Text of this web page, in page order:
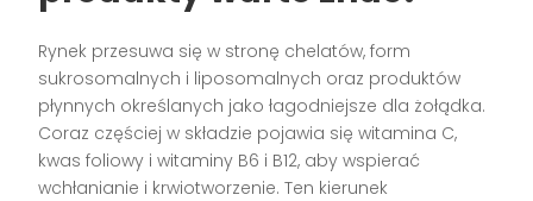
Rynek przesuwa się w stronę chelatów, form
sukrosomalnych i liposomalnych oraz produktów
płynnych określanych jako łagodniejsze dla żołądka.
Coraz częściej w składzie pojawia się witamina C,
kwas foliowy i witaminy B6 i B12, aby wspierać
wchłanianie i krwiotworzenie. Ten kierunek